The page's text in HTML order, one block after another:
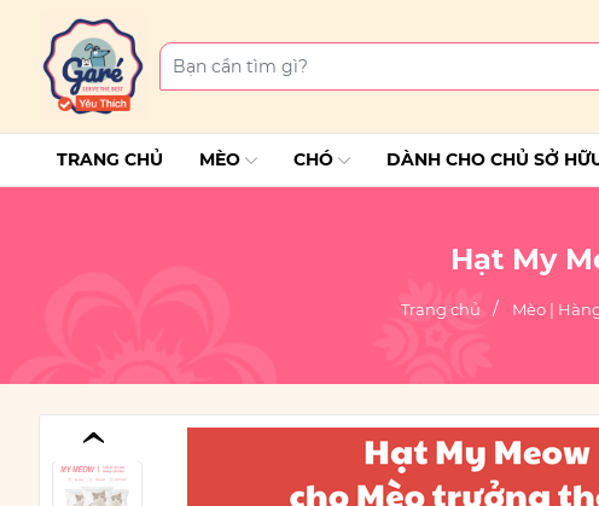
TRANG CHỦ MÈO CHÓ DÀNH CHO CHỦ SỞ
Hạt My
Trang chủ Mèo |